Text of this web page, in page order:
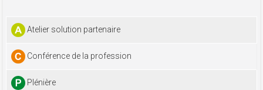
Atelier solution partenaire
Conférence de la profession
Plénière